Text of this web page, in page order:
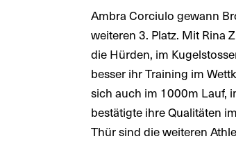
Ambra Corciulo gewann
weiteren 3. Platz. Mit Rina
die Hürden, im
besser ihr Training im
sich auch im 1000m Lauf,
bestätigte ihre Qualitäten
Thür sind die weiteren